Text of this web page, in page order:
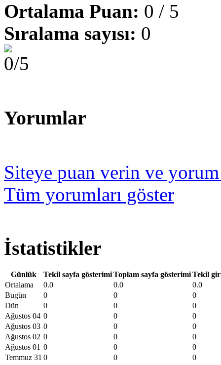
Ortalama Puan: 0 / 5
Sıralama sayısı: 0
Yorumlar
Siteye puan verin ve yorum
Tüm yorumları göster
İstatistikler
Günlük Tekil sayfa gösterimiToplam sayfa gösterimiTekil
Ortalama
0.0 0.0
0.0
Bugün
0 0
0
Dün
0 0
0
Ağustos 04 0 0
0
Ağustos 03 0 0
0
Ağustos 02 0 0
0
Ağustos 01 0 0
0
Temmuz 31 0 0
0